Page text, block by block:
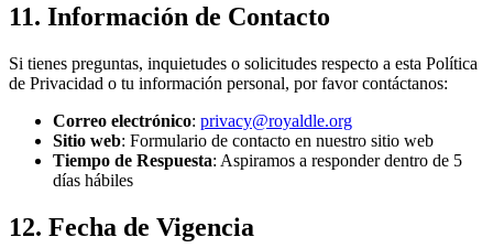
11. Información de Contacto
Si tienes preguntas, inquietudes o solicitudes respecto a esta Política
de Privacidad o tu información personal, por favor contáctanos:
Correo electrónico: privacy@royaldle.org
Sitio web: Formulario de contacto en nuestro sitio web
Tiempo de Respuesta: Aspiramos a responder dentro de 5
días hábiles
12. Fecha de Vigencia